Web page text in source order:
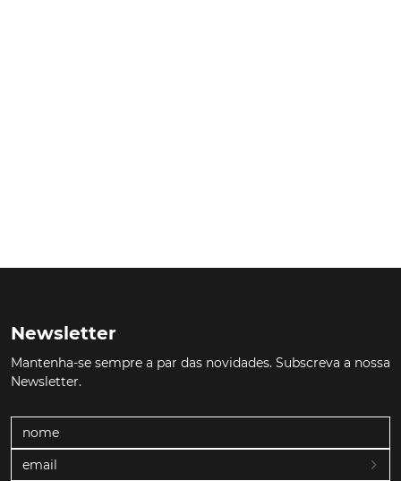
Newsletter
Mantenha-se sempre a par das novidades. Subscreva a nossa
Newsletter.